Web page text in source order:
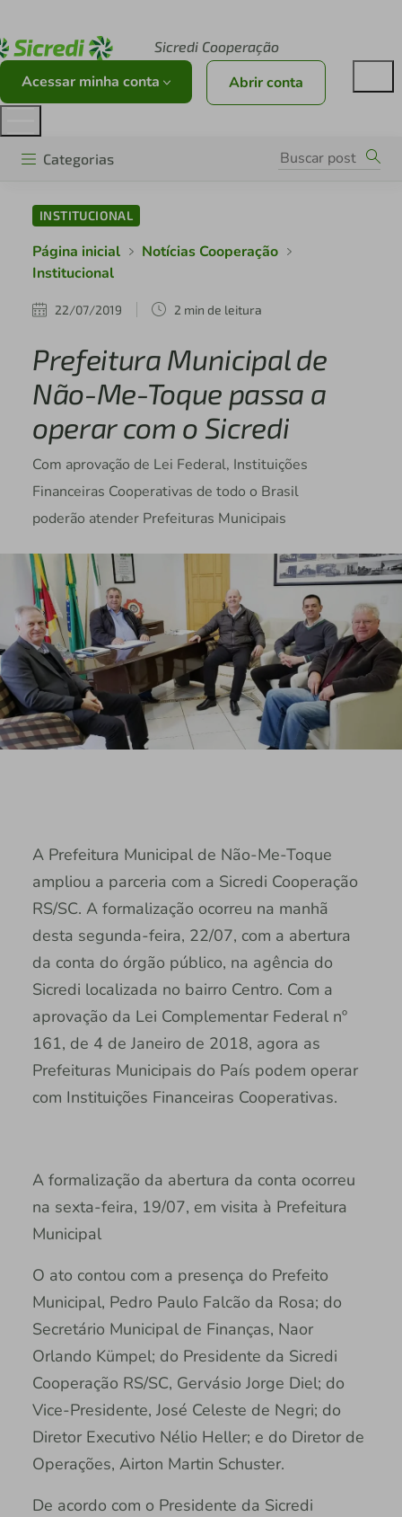
Sicredi Cooperação
Acessar minha conta Abrir conta
Categorias
INSTITUCIONAL
Página inicial
Notícias Cooperação
Institucional
22/07/2019 2 min de leitura
Prefeitura Municipal de
Não-Me-Toque passa a
operar com o Sicredi
Com aprovação de Lei Federal, Instituições
Financeiras Cooperativas de todo o Brasil
poderão atender Prefeituras Municipais
A Prefeitura Municipal de Não-Me-Toque
ampliou a parceria com a Sicredi Cooperação
RS/SC. A formalização ocorreu na manhã
desta segunda-feira, 22/07, com a abertura
da conta do órgão público, na agência do
Sicredi localizada no bairro Centro. Com a
aprovação da Lei Complementar Federal nº
161, de 4 de Janeiro de 2018, agora as
Prefeituras Municipais do País podem operar
com Instituições Financeiras Cooperativas.
A formalização da abertura da conta ocorreu
na sexta-feira, 19/07, em visita à Prefeitura
Municipal
O ato contou com a presença do Prefeito
Municipal, Pedro Paulo Falcão da Rosa; do
Secretário Municipal de Finanças, Naor
Orlando Kümpel; do Presidente da Sicredi
Cooperação RS/SC, Gervásio Jorge Diel; do
Vice-Presidente, José Celeste de Negri; do
Diretor Executivo Nélio Heller; e do Diretor de
Operações, Airton Martin Schuster.
De acordo com o Presidente da Sicredi